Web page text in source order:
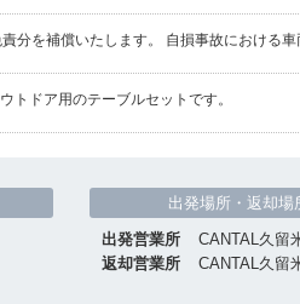
分を補償いたします。 自損事故における車
トドア用のテーブルセットです。
出発場所・返却場
出発営業所
CANTAL久留
返却営業所
CANTAL久留